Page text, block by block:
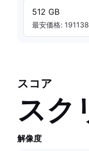
512 GB
最安価格:
スコア
スク
解像度